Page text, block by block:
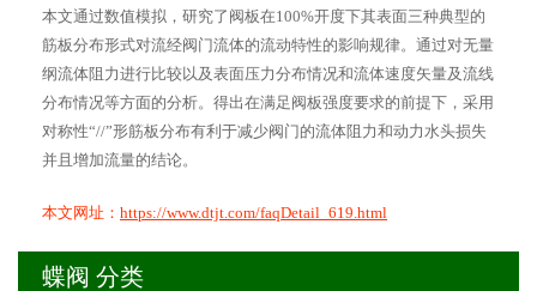
本文通过数值模拟，研究了阀板在100%开度下其表面三种典型的
筋板分布形式对流经阀门流体的流动特性的影响规律。通过对无量
纲流体阻力进行比较以及表面压力分布情况和流体速度矢量及流线
分布情况等方面的分析。得出在满足阀板强度要求的前提下，采用
对称性“//”形筋板分布有利于减少阀门的流体阻力和动力水头损失
并且增加流量的结论。
本文网址： https://www.dtjt.com/faqDetail_619.html
蝶阀 分类